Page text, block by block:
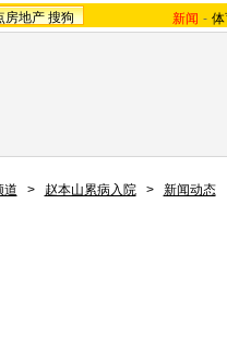
房地产 搜狗 新闻 -
道 > 赵本山累病入院 > 新闻动态